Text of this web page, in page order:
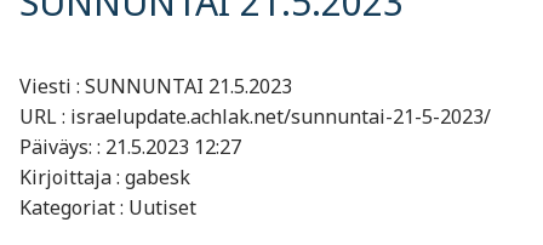
Viesti : SUNNUNTAI 21.5.2023
URL : israelupdate.achlak.net/sunnuntai-21-5-2023/
Päiväys: : 21.5.2023 12:27
Kirjoittaja : gabesk
Kategoriat : Uutiset